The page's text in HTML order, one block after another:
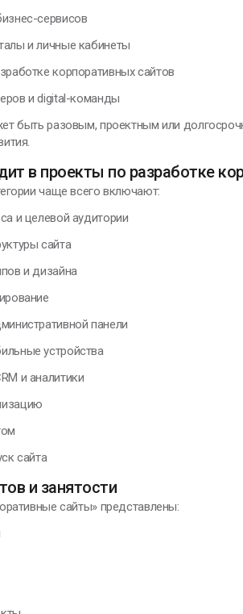
сервисов
и личные кабинеты
корпоративных сайтов
и digital-команды
быть разовым, проектным или
в проекты по разработке
чаще всего включают:
и целевой аудитории
сайта
и дизайна
панели
устройства
и аналитики
сайта
и занятости
сайты» представлены: